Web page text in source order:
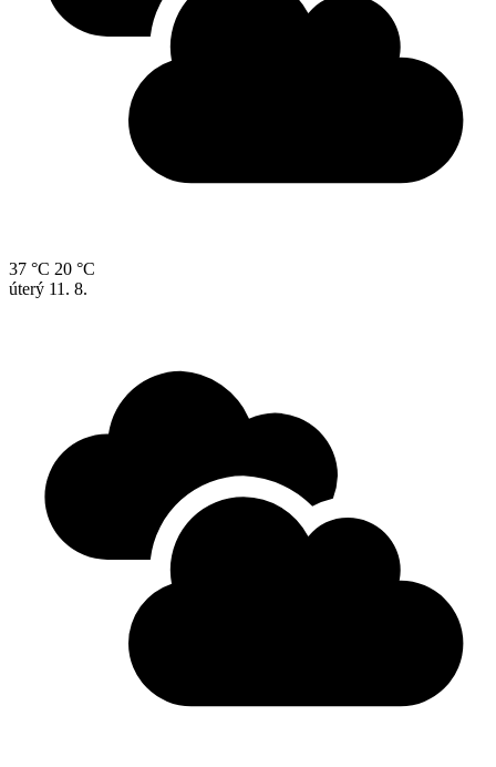
37 °C 20 °C
úterý 11. 8.